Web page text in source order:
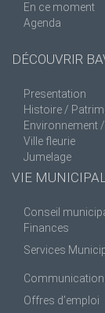
En ce moment
Agenda
DÉCOUVRIR
Presentation
Histoire /
Environnement
Ville fleurie
Jumelage
VIE
Conseil
Finances
Services
Offres d’emploi